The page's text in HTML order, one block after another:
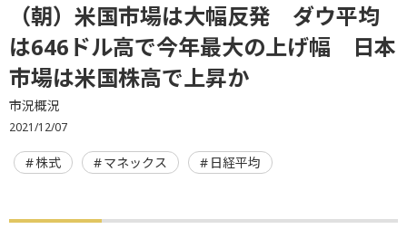
（朝）米国市場は大幅反発 ダウ平均
は646ドル高で今年最大の上げ幅 日本
市場は米国株高で上昇か
市況概況
2021/12/07
株式 マネックス 日経平均